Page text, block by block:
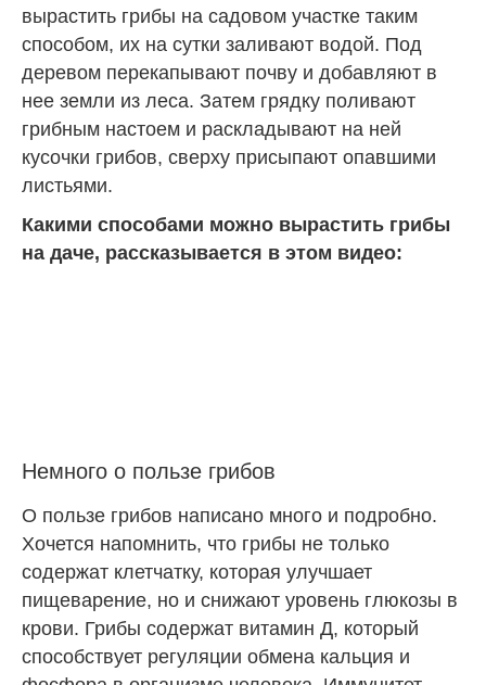
вырастить грибы на садовом участке таким
способом, их на сутки заливают водой. Под
деревом перекапывают почву и добавляют в
нее земли из леса. Затем грядку поливают
грибным настоем и раскладывают на ней
кусочки грибов, сверху присыпают опавшими
листьями.
Какими способами можно вырастить грибы
на даче, рассказывается в этом видео:
Немного о пользе грибов
О пользе грибов написано много и подробно.
Хочется напомнить, что грибы не только
содержат клетчатку, которая улучшает
пищеварение, но и снижают уровень глюкозы в
крови. Грибы содержат витамин Д, который
способствует регуляции обмена кальция и